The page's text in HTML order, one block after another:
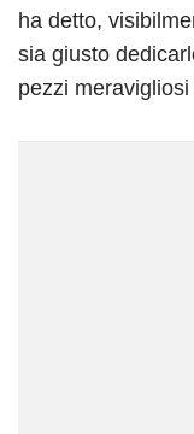
ha detto,
sia giusto
pezzi